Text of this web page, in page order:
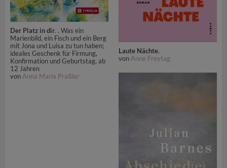
Der Platz in dir. . Was ein
Marienbild, ein Fisch und ein Berg
mit Jona und Luisa zu tun haben;
ideales Geschenk für Firmung,
Konfirmation und Geburtstag, ab
12 Jahren
vonAnna Maria Praßler
Laute Nächte.
von Anne Freytag